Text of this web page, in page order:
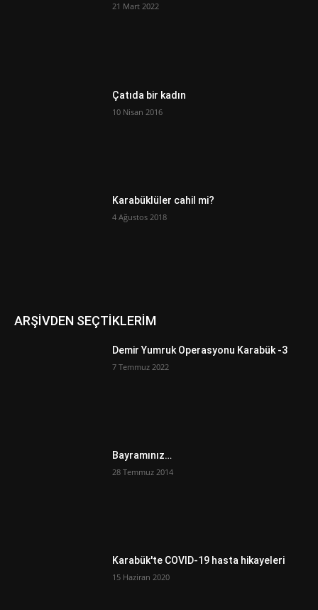
21 Mart 2022
Çatıda bir kadın
10 Nisan 2016
Karabüklüler cahil mi?
4 Ağustos 2018
ARŞİVDEN SEÇTİKLERİM
Demir Yumruk Operasyonu Karabük -3
7 Temmuz 2022
Bayramınız…
28 Temmuz 2014
Karabük'te COVID-19 hasta hikayeleri
15 Haziran 2020